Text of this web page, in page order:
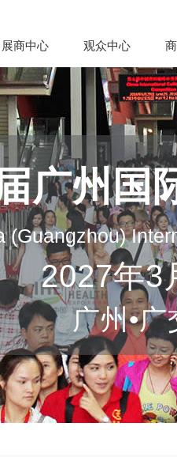
展商中心 观众中心
广州国
(Guangzhou)
2027年3
广州•